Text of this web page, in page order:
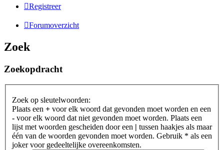
Registreer
Forumoverzicht
Zoek
Zoekopdracht
Zoek op sleutelwoorden:
Plaats een + voor elk woord dat gevonden moet worden en een
- voor elk woord dat niet gevonden moet worden. Plaats een
lijst met woorden gescheiden door een | tussen haakjes als maar
één van de woorden gevonden moet worden. Gebruik * als een
joker voor gedeeltelijke overeenkomsten.